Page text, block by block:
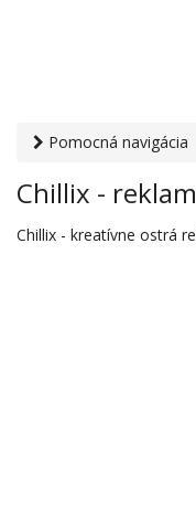
Pomocná navigácia
služby› Chillix -
Chillix -
Chillix - kreatívne ostrá